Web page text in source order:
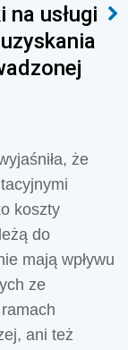
usługi
że
koszty
do
mają wpływu
ze
ani też